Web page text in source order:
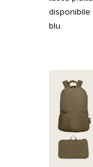
disponibile
blu.